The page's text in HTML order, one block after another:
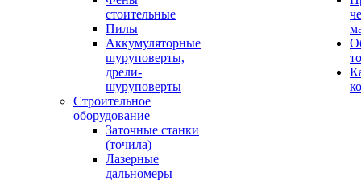
стоительные
Пилы
Аккумуляторные
шуруповерты,
дрели-
шуруповерты
Строительное
оборудование
Заточные станки
(точила)
Лазерные
дальномеры